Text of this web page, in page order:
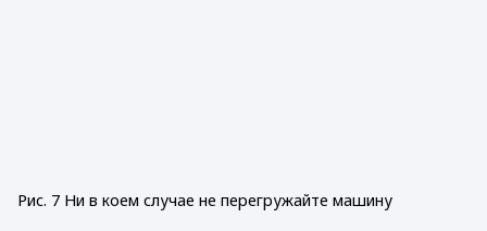
Рис. 7 Ни в коем случае не перегружайте машину